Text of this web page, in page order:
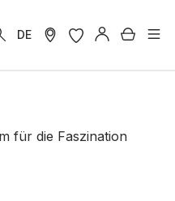
DE
für die Faszination